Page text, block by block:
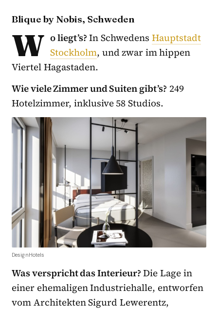
Blique by Nobis, Schweden
W o liegt’s?In Schwedens Hauptstadt
Stockholm, und zwar im hippen
Viertel Hagastaden.
Wie viele Zimmer und Suiten gibt’s? 249
Hotelzimmer, inklusive 58 Studios.
DesignHotels
Was verspricht das Interieur?Die Lage in
einer ehemaligen Industriehalle, entworfen
vom Architekten Sigurd Lewerentz,